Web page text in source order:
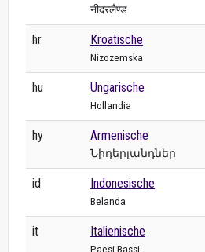
नीदरलैण्ड
hr Kroatische
Nizozemska
hu Ungarische
Hollandia
hy Armenische
Նիդերլանդներ
id Indonesische
Belanda
it Italienische
Paesi Bassi